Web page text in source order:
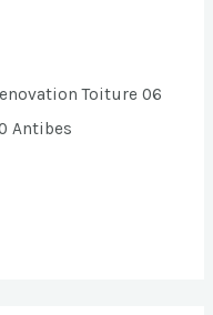
Toiture 06
Antibes